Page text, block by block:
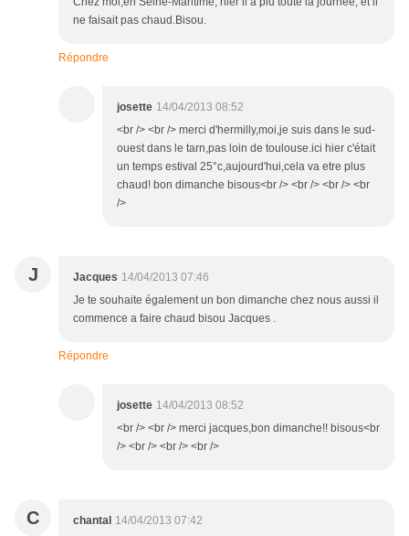
ne faisait pas chaud.Bisou.
Répondre
josette 14/04/2013 08:52
<br /> <br /> merci d'hermilly,moi,je suis dans le sud-
ouest dans le tarn,pas loin de toulouse.ici hier c'était
un temps estival 25°c,aujourd'hui,cela va etre plus
chaud! bon dimanche bisous<br /> <br /> <br /> <br
/>
J Jacques 14/04/2013 07:46
Je te souhaite également un bon dimanche chez nous aussi il
commence a faire chaud bisou Jacques .
Répondre
josette 14/04/2013 08:52
<br /> <br /> merci jacques,bon dimanche!! bisous<br
/> <br /> <br /> <br />
C chantal 14/04/2013 07:42